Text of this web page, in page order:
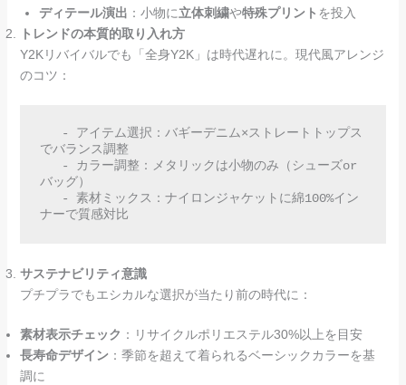
ディテール演出 ：小物に立体刺繍や特殊プリント を投入
トレンドの本質的取り入れ方
Y2Kリバイバルでも「全身Y2K」は時代遅れに。現代風アレンジ
のコツ：
でバランス調整
バッグ）
ナーで質感対比
サステナビリティ意識
プチプラでもエシカルな選択が当たり前の時代に：
素材表示チェック ：リサイクルポリエステル30%以上を目安
長寿命デザイン ：季節を超えて着られるベーシックカラーを基
調に